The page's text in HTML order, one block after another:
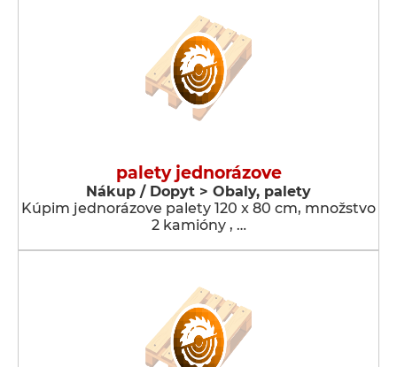
palety jednorázove
Nákup / Dopyt > Obaly, palety
Kúpim jednorázove palety 120 x 80 cm, množstvo
2 kamióny , …